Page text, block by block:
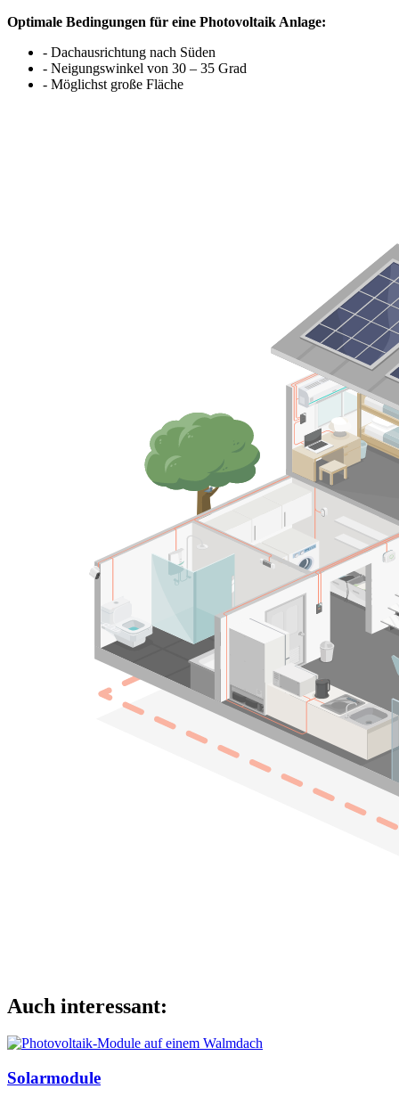
Optimale Bedingungen für eine Photovoltaik Anlage:
- Dachausrichtung nach Süden
- Neigungswinkel von 30 – 35 Grad
- Möglichst große Fläche
Auch interessant:
Solarmodule